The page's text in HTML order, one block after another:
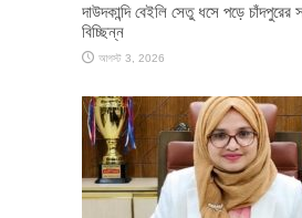
দাউদকান্দি বেইলি সেতু ধসে পড়ে চাঁদপুরের
বিচ্ছিন্ন
আগস্ট 3, 2026